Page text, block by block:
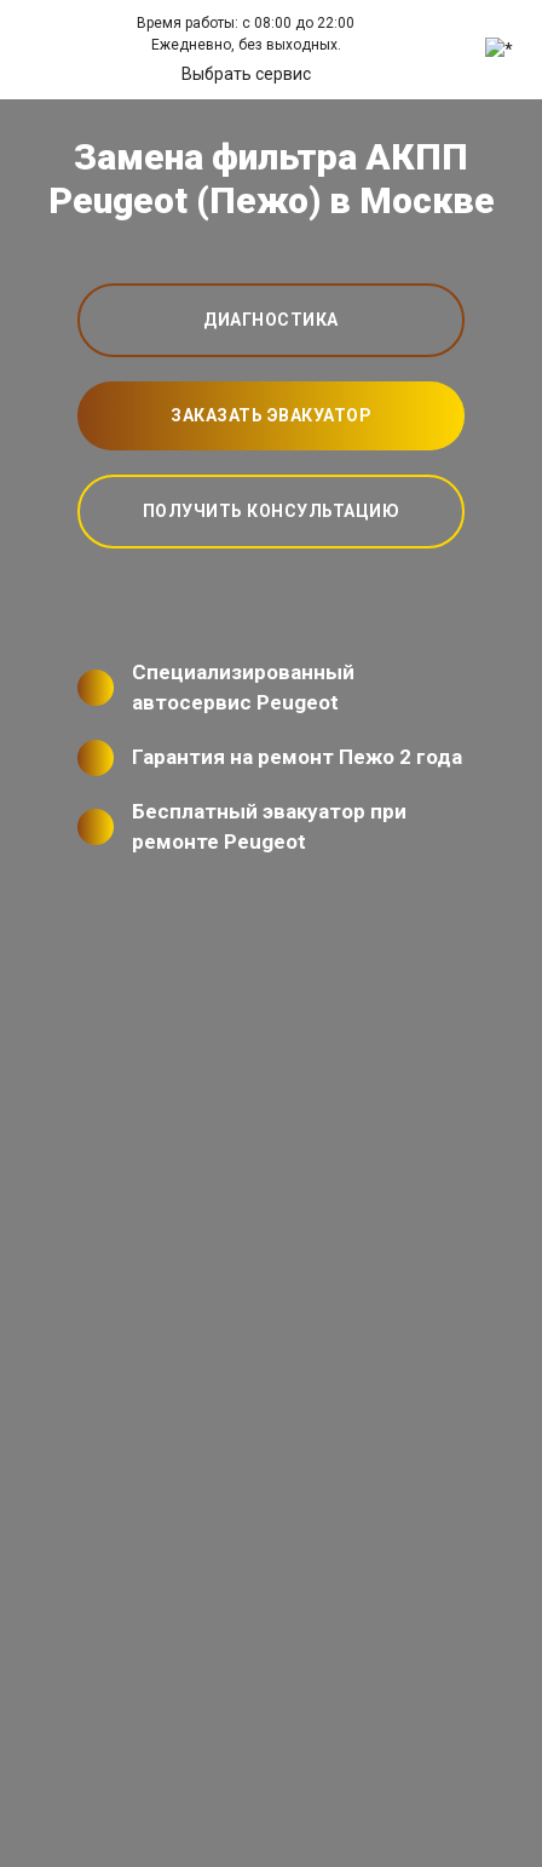
Время работы: с 08:00 до 22:00
Ежедневно, без выходных.
Выбрать сервис
Замена фильтра АКПП
Peugeot (Пежо) в Москве
ДИАГНОСТИКА
ЗАКАЗАТЬ ЭВАКУАТОР
ПОЛУЧИТЬ КОНСУЛЬТАЦИЮ
Специализированный
автосервис Peugeot
Гарантия на ремонт Пежо 2 года
Бесплатный эвакуатор при
ремонте Peugeot